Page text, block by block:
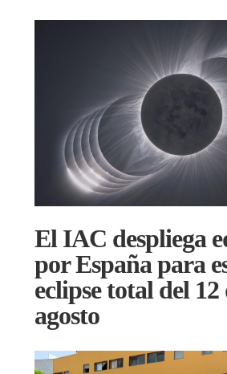
El IAC despliega
por España para
eclipse total del 12
agosto